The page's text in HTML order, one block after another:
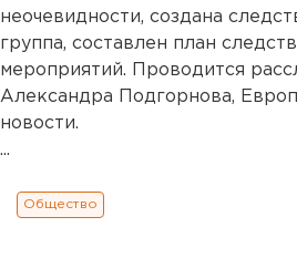
неочевидности, создана
группа, составлен план
мероприятий. Проводится
Александра Подгорнова,
новости.
...
Общество